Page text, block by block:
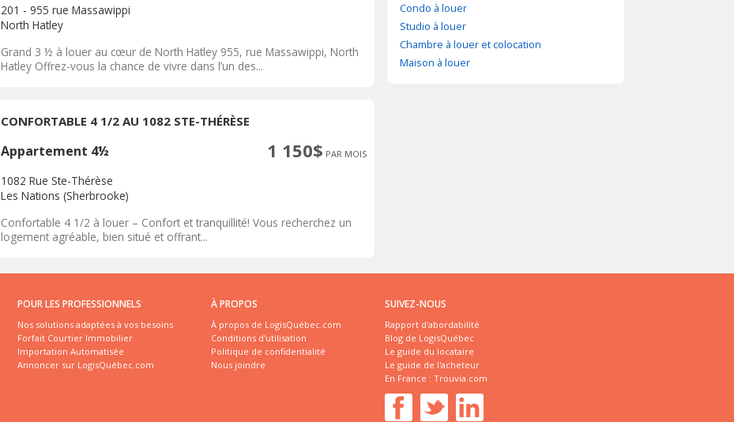
201 - 955 rue Massawippi
North Hatley
Grand 3 ½ à louer au cœur de North Hatley 955, rue Massawippi, North
Hatley Offrez-vous la chance de vivre dans l’un des...
CONFORTABLE 4 1/2 AU 1082 STE-THÉRÈSE
Appartement 4½ 1 150$ PAR MOIS
1082 Rue Ste-Thérèse
Les Nations (Sherbrooke)
Confortable 4 1/2 à louer – Confort et tranquillité! Vous recherchez un
logement agréable, bien situé et offrant...
Condo à louer
Studio à louer
Chambre à louer et colocation
Maison à louer
POUR LES PROFESSIONNELS
Nos solutions adaptées à vos besoins
Forfait Courtier Immobilier
Importation Automatisée
Annoncer sur LogisQuébec.com
À PROPOS
À propos de LogisQuébec.com
Conditions d'utilisation
Politique de confidentialité
Nous joindre
SUIVEZ-NOUS
Rapport d'abordabilité
Blog de LogisQuébec
Le guide du locataire
Le guide de l'acheteur
En France : Trouvia.com